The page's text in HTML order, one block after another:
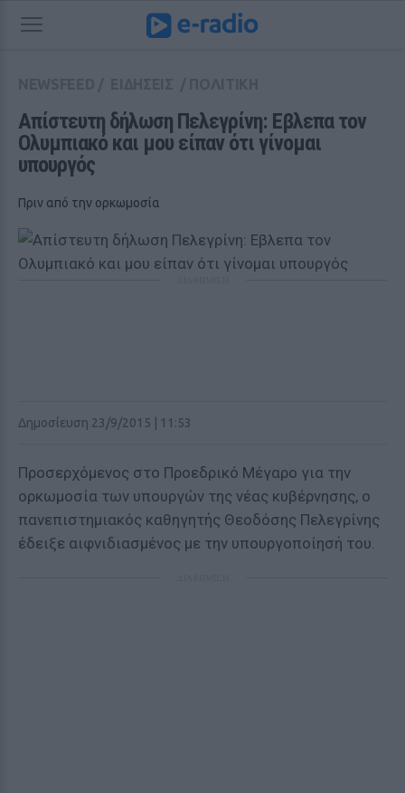
Απίστευτη δήλωση Πελεγρίνη: Εβλεπα τον
Ολυμπιακό και μου είπαν ότι γίνομαι
υπουργός
Πριν από την ορκωμοσία
Δημοσίευση 23/9/2015 | 11:53
Προσερχόμενος στο Προεδρικό Μέγαρο για την
ορκωμοσία των υπουργών της νέας κυβέρνησης, ο
πανεπιστημιακός καθηγητής Θεοδόσης Πελεγρίνης
έδειξε αιφνιδιασμένος με την υπουργοποίησή του.